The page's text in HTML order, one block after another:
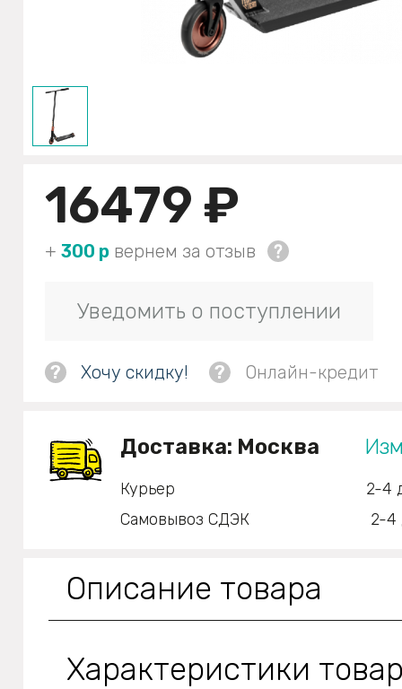
16479 ₽
+ 300 р вернем за отзыв
Уведомить о поступлении
? Хочу скидку! ? Онлайн-кредит
Доставка: Москва
Курьер
2-4
Самовывоз СДЭК
2-4
Описание товара
Характеристики